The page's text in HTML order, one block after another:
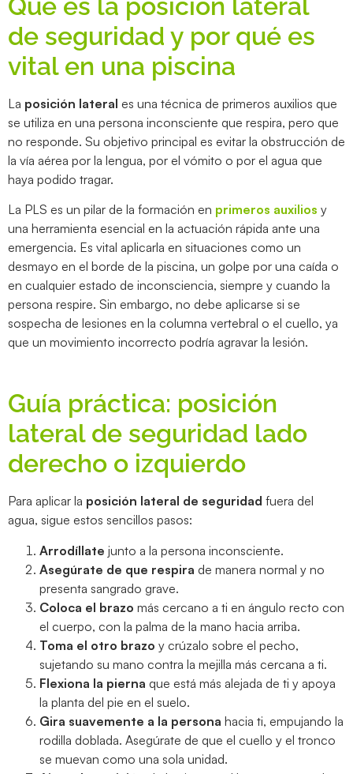
de seguridad y por qué es
vital en una piscina
La posición lateral es una técnica de primeros auxilios que
se utiliza en una persona inconsciente que respira, pero que
no responde. Su objetivo principal es evitar la obstrucción de
la vía aérea por la lengua, por el vómito o por el agua que
haya podido tragar.
La PLS es un pilar de la formación en primeros auxilios y
una herramienta esencial en la actuación rápida ante una
emergencia. Es vital aplicarla en situaciones como un
desmayo en el borde de la piscina, un golpe por una caída o
en cualquier estado de inconsciencia, siempre y cuando la
persona respire. Sin embargo, no debe aplicarse si se
sospecha de lesiones en la columna vertebral o el cuello, ya
que un movimiento incorrecto podría agravar la lesión.
Guía práctica: posición
lateral de seguridad lado
derecho o izquierdo
Para aplicar la posición lateral de seguridad fuera del
agua, sigue estos sencillos pasos:
Arrodíllate junto a la persona inconsciente.
Asegúrate de que respira de manera normal y no
presenta sangrado grave.
Coloca el brazo más cercano a ti en ángulo recto con
el cuerpo, con la palma de la mano hacia arriba.
Toma el otro brazo y crúzalo sobre el pecho,
sujetando su mano contra la mejilla más cercana a ti.
Flexiona la pierna que está más alejada de ti y apoya
la planta del pie en el suelo.
Gira suavemente a la persona hacia ti, empujando la
rodilla doblada. Asegúrate de que el cuello y el tronco
se muevan como una sola unidad.